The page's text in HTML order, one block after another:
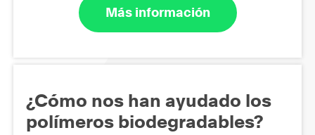
Más información
¿Cómo nos han ayudado los
polímeros biodegradables?